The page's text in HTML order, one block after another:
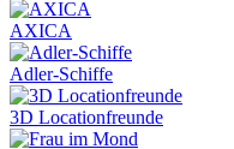
AXICA
Adler-Schiffe
3D Locationfreunde